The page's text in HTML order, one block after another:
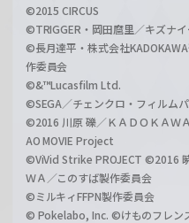
©2015 CIRCUS
©TRIGGER・岡田麿里／キズナ
©長月達平・株式会社
作委員会
©&™Lucasfilm Ltd.
©SEGA／チェンクロ・フィルム
©2016 川原 礫／ＫＡＤＯＫＡＷ
AO MOVIE Project
©ViVid Strike PROJECT ©2016
ＷＡ／このすば製作委員会
©ミルキィFFPN製作委員会
© Pokelabo, Inc. ©けものフレン